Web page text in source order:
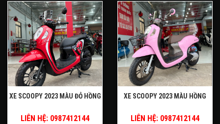
XE SCOOPY 2023 MÀU ĐỎ HỒNG
LIÊN HỆ: 0987412144
XE SCOOPY 2023 MÀU HỒNG
LIÊN HỆ: 0987412144